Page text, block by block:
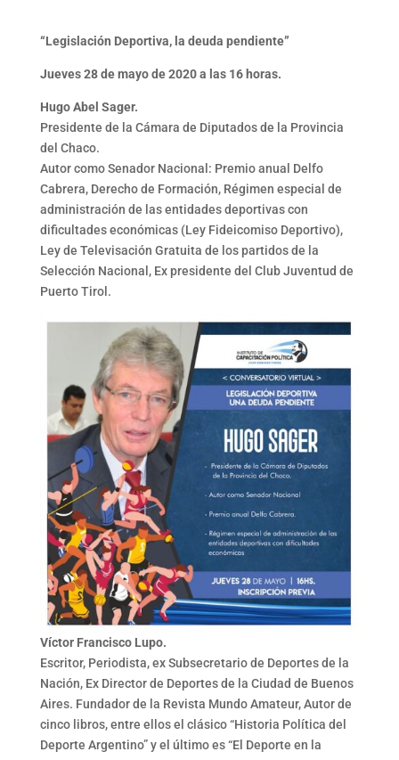
“Legislación Deportiva, la deuda pendiente”
Jueves 28 de mayo de 2020 a las 16 horas.
Hugo Abel Sager.
Presidente de la Cámara de Diputados de la Provincia
del Chaco.
Autor como Senador Nacional: Premio anual Delfo
Cabrera, Derecho de Formación, Régimen especial de
administración de las entidades deportivas con
dificultades económicas (Ley Fideicomiso Deportivo),
Ley de Televisación Gratuita de los partidos de la
Selección Nacional, Ex presidente del Club Juventud de
Puerto Tirol.
Víctor Francisco Lupo.
Escritor, Periodista, ex Subsecretario de Deportes de la
Nación, Ex Director de Deportes de la Ciudad de Buenos
Aires. Fundador de la Revista Mundo Amateur, Autor de
cinco libros, entre ellos el clásico “Historia Política del
Deporte Argentino” y el último es “El Deporte en la